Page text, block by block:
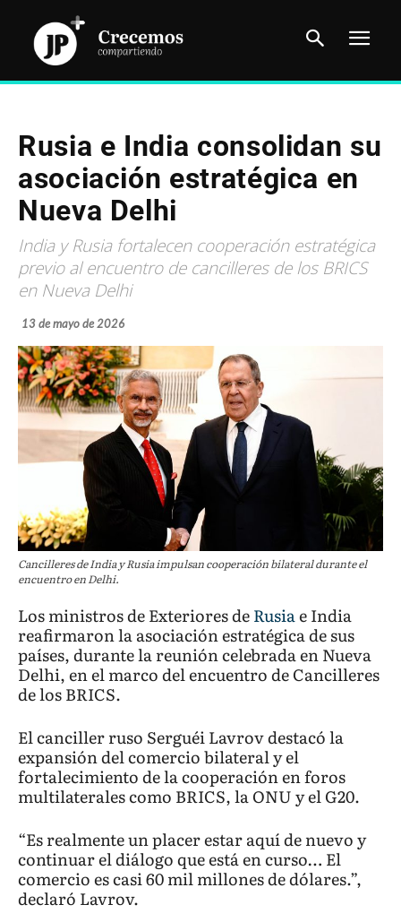
Rusia e India consolidan su
asociación estratégica en
Nueva Delhi
India y Rusia fortalecen cooperación estratégica
previo al encuentro de cancilleres de los BRICS
en Nueva Delhi
13 de mayo de 2026
Cancilleres de India y Rusia impulsan cooperación bilateral durante el
encuentro en Delhi.
Los ministros de Exteriores deRusiae India
reafirmaron la asociación estratégica de sus
países, durante la reunión celebrada en Nueva
Delhi, en el marco del encuentro de Cancilleres
de los BRICS.
El canciller ruso Serguéi Lavrov destacó la
expansión del comercio bilateral y el
fortalecimiento de la cooperación en foros
multilaterales como BRICS, la ONU y el G20.
“Es realmente un placer estar aquí de nuevo y
continuar el diálogo que está en curso… El
comercio es casi 60 mil millones de dólares.”,
declaró Lavrov.